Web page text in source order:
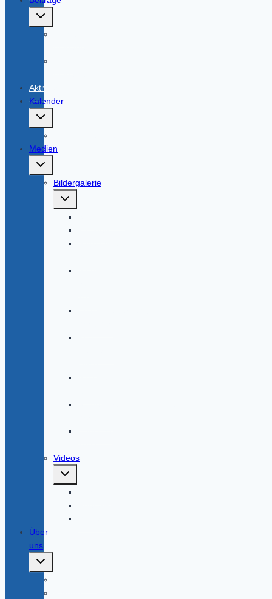
Untermenü
umschalten
Aktivitas
Kalender
Untermenü
umschalten
Medien
Untermenü
umschalten
Bildergalerie
Untermenü
umschalten
Videos
Untermenü
umschalten
Über
uns
Untermenü
umschalten